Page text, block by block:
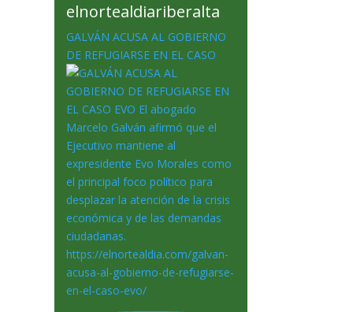
elnortealdiariberalta
GALVÁN ACUSA AL GOBIERNO
DE REFUGIARSE EN EL CASO